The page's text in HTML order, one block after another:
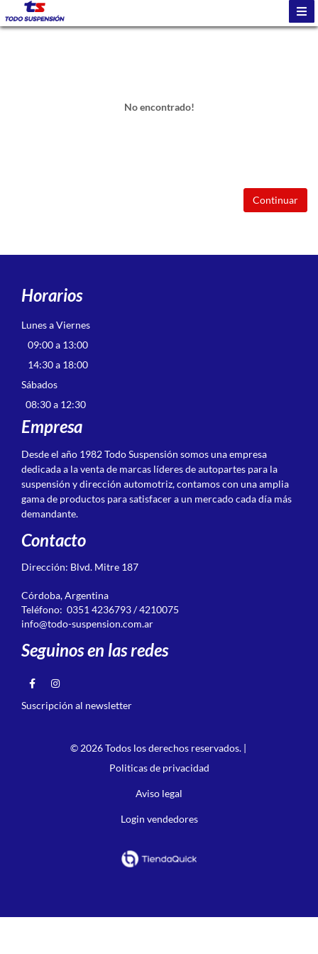
No encontrado!
Continuar
Horarios
Lunes a Viernes
09:00 a 13:00
14:30 a 18:00
Sábados
08:30 a 12:30
Empresa
Desde el año 1982 Todo Suspensión somos una empresa
dedicada a la venta de marcas líderes de autopartes para la
suspensión y dirección automotriz, contamos con una amplia
gama de productos para satisfacer a un mercado cada día más
demandante.
Contacto
Dirección: Blvd. Mitre 187
Córdoba, Argentina
Teléfono: 0351 4236793 / 4210075
info@todo-suspension.com.ar
Seguinos en las redes
Suscripción al newsletter
© 2026 Todos los derechos reservados. |
Politicas de privacidad
Aviso legal
Login vendedores